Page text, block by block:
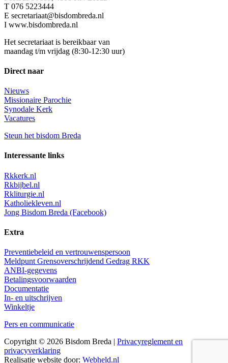
T 076 5223444
E secretariaat@bisdombreda.nl
I www.bisdombreda.nl
Het secretariaat is bereikbaar van
maandag t/m vrijdag (8:30-12:30 uur)
Direct naar
Nieuws
Missionaire Parochie
Synodale Kerk
Vacatures
Steun het bisdom Breda
Interessante links
Rkkerk.nl
Rkbijbel.nl
Rkliturgie.nl
Katholiekleven.nl
Jong Bisdom Breda (Facebook)
Extra
Preventiebeleid en vertrouwenspersoon
Meldpunt Grensoverschrijdend Gedrag RKK
ANBI-gegevens
Betalingsvoorwaarden
Documentatie
In- en uitschrijven
Winkeltje
Pers en communicatie
Copyright © 2026 Bisdom Breda | Privacyreglement en
privacyverklaring
Realisatie website door: Webheld.nl